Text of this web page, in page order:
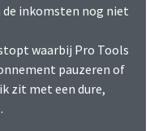
inkomsten nog niet
waarbij Pro Tools
pauzeren of
zit met een dure,